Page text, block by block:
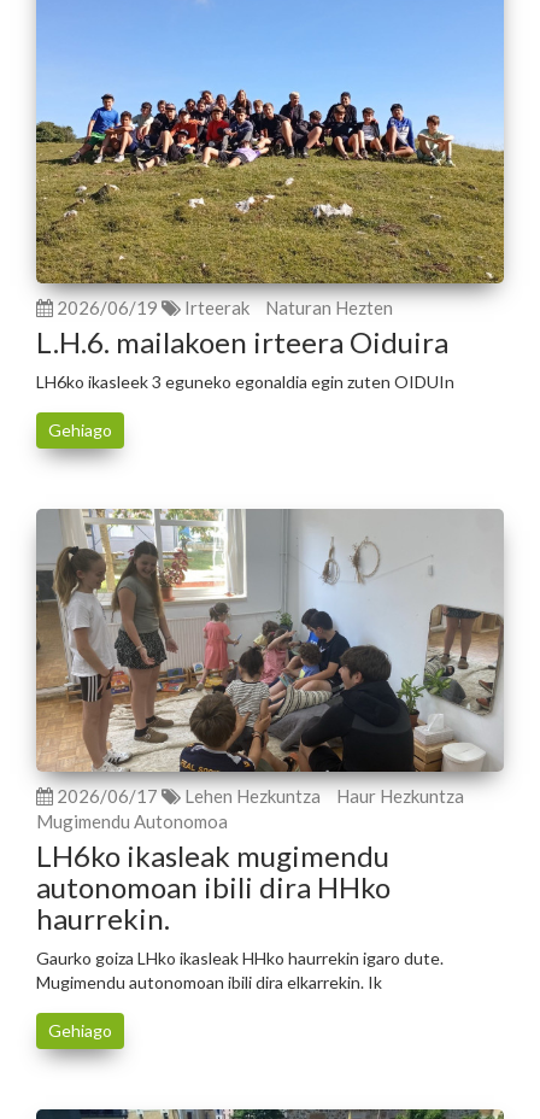
2026/06/19 Irteerak Naturan Hezten
L.H.6. mailakoen irteera Oiduira
LH6ko ikasleek 3 eguneko egonaldia egin zuten OIDUIn
Gehiago
2026/06/17 Lehen Hezkuntza
Haur Hezkuntza
Mugimendu Autonomoa
LH6ko ikasleak mugimendu
autonomoan ibili dira HHko
haurrekin.
Gaurko goiza LHko ikasleak HHko haurrekin igaro dute.
Mugimendu autonomoan ibili dira elkarrekin. Ik
Gehiago